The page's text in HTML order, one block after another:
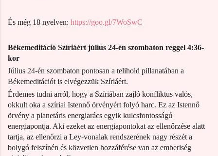
És még 18 nyelven: https://goo.gl/7WoSwC
Békemeditáció Szíriáért július 24-én szombaton reggel 4:36-
kor
Július 24-én szombaton pontosan a telihold pillanatában a
Békemeditációt is elvégezzük Szíriáért.
Érdemes tudni arról, hogy a Szíriában zajló konfliktus valós,
okkult oka a szíriai Istennő örvényért folyó harc. Ez az Istennő
örvény a planetáris energiarács egyik kulcsfontosságú
energiapontja. Aki ezeket az energiapontokat az ellenőrzése alatt
tartja, az ellenőrzi a Ley-vonalak rendszerének nagy részét a
bolygó felszínén és közvetlen hozzáférése van az emberiség